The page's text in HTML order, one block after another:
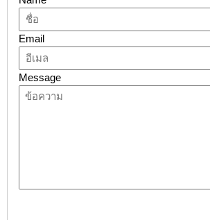
Email
Message